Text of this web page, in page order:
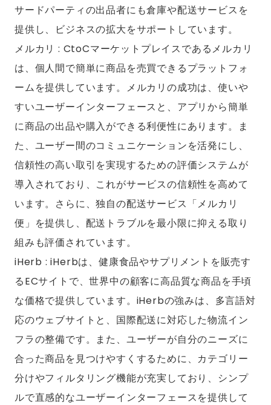
サードパーティの出品者にも倉庫や配送サービスを
提供し、ビジネスの拡大をサポートしています。
メルカリ : CtoCマーケットプレイスであるメルカリ
は、個人間で簡単に商品を売買できるプラットフォ
ームを提供しています。メルカリの成功は、使いや
すいユーザーインターフェースと、アプリから簡単
に商品の出品や購入ができる利便性にあります。ま
た、ユーザー間のコミュニケーションを活発にし、
信頼性の高い取引を実現するための評価システムが
導入されており、これがサービスの信頼性を高めて
います。さらに、独自の配送サービス「メルカリ
便」を提供し、配送トラブルを最小限に抑える取り
組みも評価されています。
iHerb : iHerbは、健康食品やサプリメントを販売す
るECサイトで、世界中の顧客に高品質な商品を手頃
な価格で提供しています。iHerbの強みは、多言語対
応のウェブサイトと、国際配送に対応した物流イン
フラの整備です。また、ユーザーが自分のニーズに
合った商品を見つけやすくするために、カテゴリー
分けやフィルタリング機能が充実しており、シンプ
ルで直感的なユーザーインターフェースを提供して